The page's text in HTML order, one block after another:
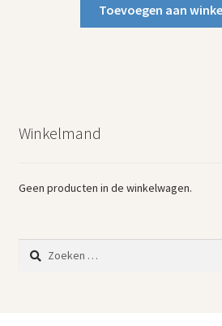
Toevoegen aan
Winkelmand
Geen producten in de winkelwagen.
Zoeken
naar: